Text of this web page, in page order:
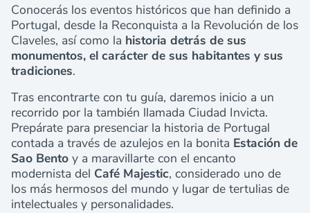
Conocerás los eventos históricos que han definido a
Portugal, desde la Reconquista a la Revolución de los
Claveles, así como la historia detrás de sus
monumentos, el carácter de sus habitantes y sus
tradiciones.
Tras encontrarte con tu guía, daremos inicio a un
recorrido por la también llamada Ciudad Invicta.
Prepárate para presenciar la historia de Portugal
contada a través de azulejos en la bonita Estación de
Sao Bento y a maravillarte con el encanto
modernista del Café Majestic, considerado uno de
los más hermosos del mundo y lugar de tertulias de
intelectuales y personalidades.